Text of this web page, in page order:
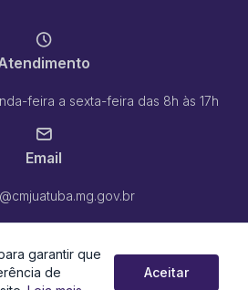
feira a sexta-feira das 8h às 17h
Email
garantir que
de
Aceitar